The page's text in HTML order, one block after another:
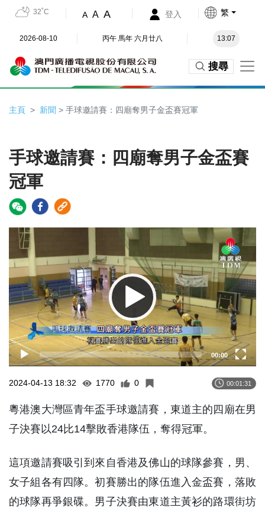
32˚C A A A 登入 繁
2026-08-10 丙午 馬年 六月廿八 13:07
搜尋
主頁 新聞 > 手球邀請賽：四廟奪男子金盃賽冠軍
手球邀請賽：四廟奪男子金盃賽
冠軍
Video
Player
00:00
2024-04-13 18:32 1770 0 00:01:31
粵港澳大灣區青年盃手球邀請賽，東道主的四廟在男
子決賽以24比14擊敗香港隊伍，奪得冠軍。
這項邀請賽吸引到來自香港及佛山的球隊參賽，男、
女子組各有四隊。初賽勝出的隊伍進入金盃賽，落敗
的球隊再爭銀碟。男子決賽由東道主黃衫的路環街坊